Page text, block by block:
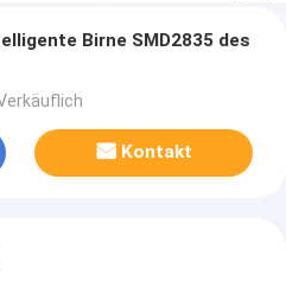
Birne SMD2835 des
Kontakt